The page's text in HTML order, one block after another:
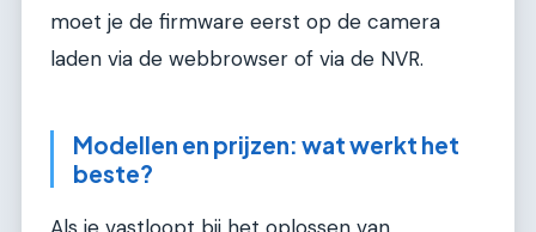
moet je de firmware eerst op de camera
laden via de webbrowser of via de NVR.
Modellen en prijzen: wat werkt het
beste?
Als je vastloopt bij het oplossen van